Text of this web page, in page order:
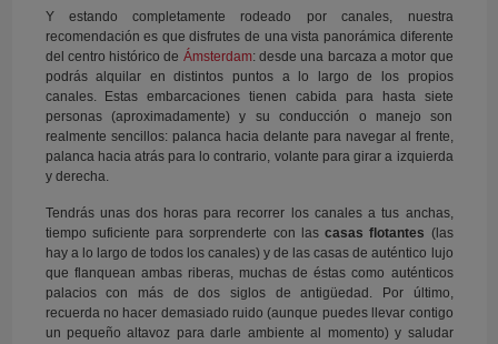
Y estando completamente rodeado por canales, nuestra
recomendación es que disfrutes de una vista panorámica diferente
del centro histórico de Ámsterdam: desde una barcaza a motor que
podrás alquilar en distintos puntos a lo largo de los propios
canales. Estas embarcaciones tienen cabida para hasta siete
personas (aproximadamente) y su conducción o manejo son
realmente sencillos: palanca hacia delante para navegar al frente,
palanca hacia atrás para lo contrario, volante para girar a izquierda
y derecha.
Tendrás unas dos horas para recorrer los canales a tus anchas,
tiempo suficiente para sorprenderte con las casas flotantes (las
hay a lo largo de todos los canales) y de las casas de auténtico lujo
que flanquean ambas riberas, muchas de éstas como auténticos
palacios con más de dos siglos de antigüedad. Por último,
recuerda no hacer demasiado ruido (aunque puedes llevar contigo
un pequeño altavoz para darle ambiente al momento) y saludar